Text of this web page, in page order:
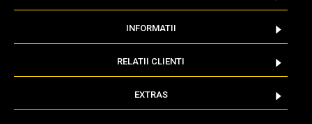
INFORMATII
RELATII CLIENTI
EXTRAS